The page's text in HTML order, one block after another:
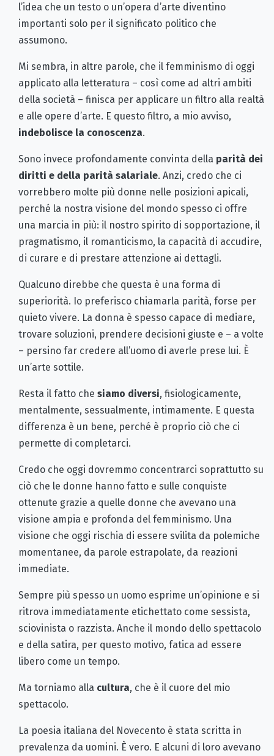
l’idea che un testo o un’opera d’arte diventino
importanti solo per il significato politico che
assumono.
Mi sembra, in altre parole, che il femminismo di oggi
applicato alla letteratura – così come ad altri ambiti
della società – finisca per applicare un filtro alla realtà
e alle opere d’arte. E questo filtro, a mio avviso,
indebolisce la conoscenza.
Sono invece profondamente convinta della parità dei
diritti e della parità salariale. Anzi, credo che ci
vorrebbero molte più donne nelle posizioni apicali,
perché la nostra visione del mondo spesso ci offre
una marcia in più: il nostro spirito di sopportazione, il
pragmatismo, il romanticismo, la capacità di accudire,
di curare e di prestare attenzione ai dettagli.
Qualcuno direbbe che questa è una forma di
superiorità. Io preferisco chiamarla parità, forse per
quieto vivere. La donna è spesso capace di mediare,
trovare soluzioni, prendere decisioni giuste e – a volte
– persino far credere all’uomo di averle prese lui. È
un’arte sottile.
Resta il fatto che siamo diversi, fisiologicamente,
mentalmente, sessualmente, intimamente. E questa
differenza è un bene, perché è proprio ciò che ci
permette di completarci.
Credo che oggi dovremmo concentrarci soprattutto su
ciò che le donne hanno fatto e sulle conquiste
ottenute grazie a quelle donne che avevano una
visione ampia e profonda del femminismo. Una
visione che oggi rischia di essere svilita da polemiche
momentanee, da parole estrapolate, da reazioni
immediate.
Sempre più spesso un uomo esprime un’opinione e si
ritrova immediatamente etichettato come sessista,
sciovinista o razzista. Anche il mondo dello spettacolo
e della satira, per questo motivo, fatica ad essere
libero come un tempo.
Ma torniamo alla cultura, che è il cuore del mio
spettacolo.
La poesia italiana del Novecento è stata scritta in
prevalenza da uomini. È vero. E alcuni di loro avevano